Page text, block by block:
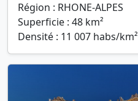
Région : RHONE-ALPES
Superficie : 48 km²
Densité : 11 007 habs/km²